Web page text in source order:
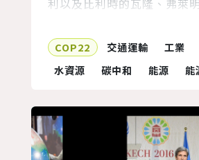
利以及比利時的瓦隆、弗萊
慶祝終於有8000萬進入調適
時，也不能失去宏觀的視角
預估的資金需求和已承諾的
出的「調適資金差距報告
Finance Gap...
COP22 交通運輸 工業
水資源
碳中和 能源 能